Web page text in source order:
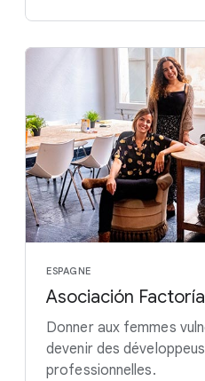
ESPAGNE
Asociación
Donner aux femmes
devenir des
professionnelles.